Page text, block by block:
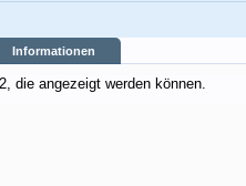
Informationen
die angezeigt werden können.